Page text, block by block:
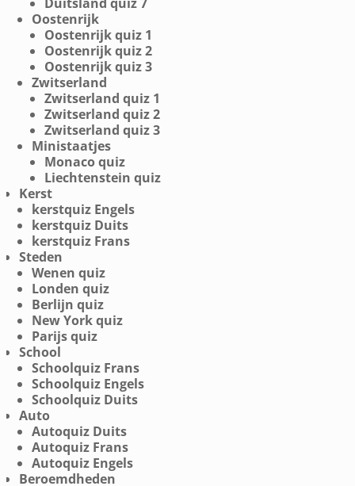
Oostenrijk
Oostenrijk quiz 1
Oostenrijk quiz 2
Oostenrijk quiz 3
Zwitserland
Zwitserland quiz 1
Zwitserland quiz 2
Zwitserland quiz 3
Ministaatjes
Monaco quiz
Liechtenstein quiz
Kerst
kerstquiz Engels
kerstquiz Duits
kerstquiz Frans
Steden
Wenen quiz
Londen quiz
Berlijn quiz
New York quiz
Parijs quiz
School
Schoolquiz Frans
Schoolquiz Engels
Schoolquiz Duits
Auto
Autoquiz Duits
Autoquiz Frans
Autoquiz Engels
Beroemdheden